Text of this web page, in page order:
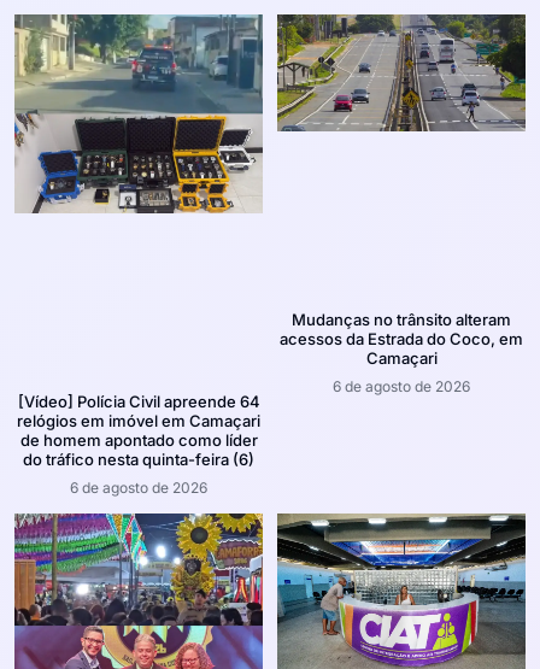
[Vídeo] Polícia Civil apreende 64
relógios em imóvel em Camaçari
de homem apontado como líder
do tráfico nesta quinta-feira (6)
6 de agosto de 2026
Mudanças no trânsito alteram
acessos da Estrada do Coco, em
Camaçari
6 de agosto de 2026